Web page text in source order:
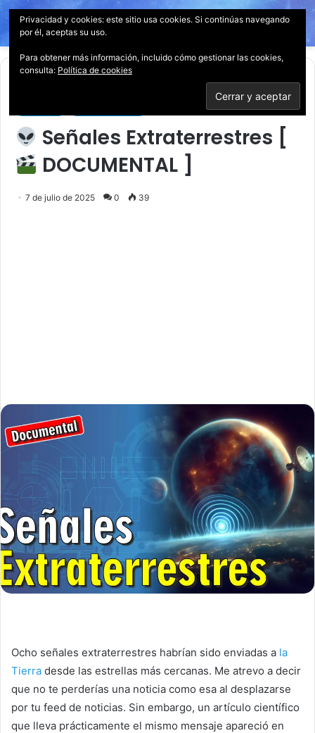
Menú
Señales Extraterrestres [
DOCUMENTAL ]
7 de julio de 2025 0 39
Ocho señales extraterrestres habrían sido enviadas a la
Tierra desde las estrellas más cercanas. Me atrevo a decir
que no te perderías una noticia como esa al desplazarse
por tu feed de noticias. Sin embargo, un artículo científico
que lleva prácticamente el mismo mensaje apareció en
Privacidad y cookies: este sitio usa cookies. Si continúas navegando
por él, aceptas su uso.
Para obtener más información, incluido cómo gestionar las cookies,
consulta: Política de cookies